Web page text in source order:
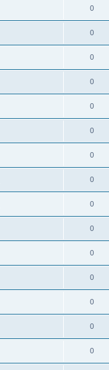
0
0
0
0
0
0
0
0
0
0
0
0
0
0
0